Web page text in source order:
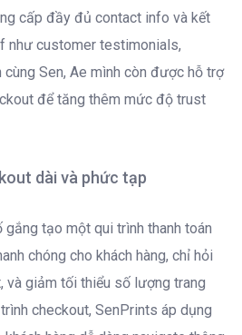
cấp đầy đủ contact info và kết
như customer testimonials,
Sen, Ae mình còn được hỗ trợ
để tăng thêm mức độ trust
dài và phức tạp
gắng tạo một qui trình thanh toán
chóng cho khách hàng, chỉ hỏi
và giảm tối thiểu số lượng trang
checkout, SenPrints áp dụng